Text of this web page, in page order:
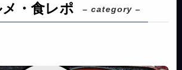
・食レポ – category –